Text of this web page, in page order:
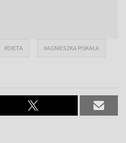
#DIETA #AGNIESZKA PISKAŁA